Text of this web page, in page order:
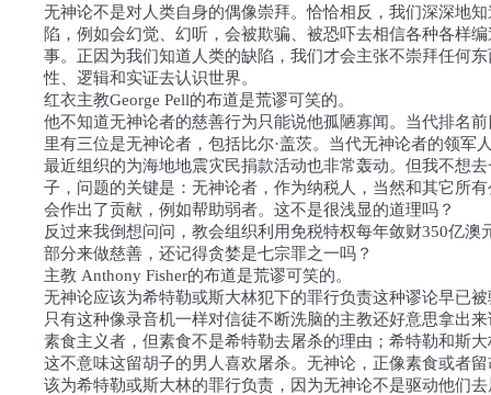
无神论不是对人类自身的偶像崇拜。恰恰相反，我们深深地
陷，例如会幻觉、幻听，会被欺骗、被恐吓去相信各种各样
事。正因为我们知道人类的缺陷，我们才会主张不崇拜任何
性、逻辑和实证去认识世界。
红衣主教George Pell的布道是荒谬可笑的。
他不知道无神论者的慈善行为只能说他孤陋寡闻。当代排名
里有三位是无神论者，包括比尔·盖茨。当代无神论者的领军
最近组织的为海地地震灾民捐款活动也非常轰动。但我不想
子，问题的关键是：无神论者，作为纳税人，当然和其它所
会作出了贡献，例如帮助弱者。这不是很浅显的道理吗？
反过来我倒想问问，教会组织利用免税特权每年敛财350亿澳
部分来做慈善，还记得贪婪是七宗罪之一吗？
主教 Anthony Fisher的布道是荒谬可笑的。
无神论应该为希特勒或斯大林犯下的罪行负责这种谬论早已
只有这种像录音机一样对信徒不断洗脑的主教还好意思拿出
素食主义者，但素食不是希特勒去屠杀的理由；希特勒和斯
这不意味这留胡子的男人喜欢屠杀。无神论，正像素食或者
该为希特勒或斯大林的罪行负责，因为无神论不是驱动他们